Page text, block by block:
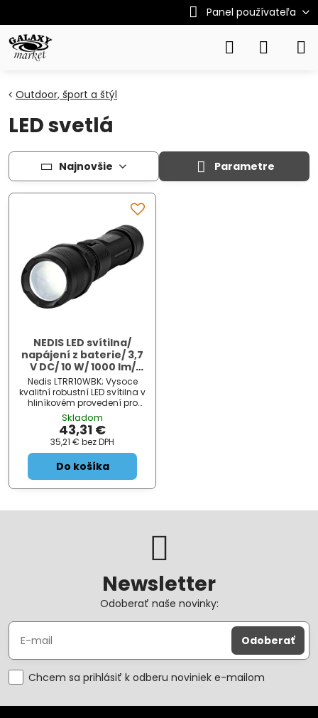
Panel používateľa
Outdoor, šport a štýl
LED svetlá
Najnovšie Parametre
NEDIS LED svítilna/
napájení z baterie/ 3,7
V DC/ 10 W/ 1000 lm/
dosah 110 m/ černá
Nedis LTRR10WBK; Vysoce
kvalitní robustní LED svítilna v
hliníkovém provedení pro
každodenní použití. Výkon
LED činí 10 W a nabízí tak
svítivost až 1000 lm . Díky 9,5°
úhlu paprsku nabídne dosah
až...
Skladom
43,31 €
35,21 € bez DPH
Do košíka
Newsletter
Odoberať naše novinky:
Odoberať
Chcem sa prihlásiť k odberu noviniek e-mailom